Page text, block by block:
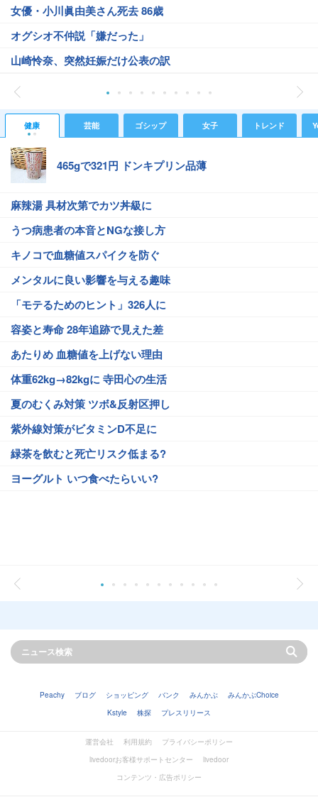
女優・小川眞由美さん死去 86歳
オグシオ不仲説「嫌だった」
山崎怜奈、突然妊娠だけ公表の訳
健康 芸能 ゴシップ 女子 トレンド
465gで321円 ドンキプリン品薄
麻辣湯 具材次第でカツ丼級に
うつ病患者の本音とNGな接し方
キノコで血糖値スパイクを防ぐ
メンタルに良い影響を与える趣味
「モテるためのヒント」326人に
容姿と寿命 28年追跡で見えた差
あたりめ 血糖値を上げない理由
体重62kg→82kgに 寺田心の生活
夏のむくみ対策 ツボ&反射区押し
紫外線対策がビタミンD不足に
緑茶を飲むと死亡リスク低まる?
ヨーグルト いつ食べたらいい?
Peachy ブログ ショッピング バンク みんかぶ
みんかぶChoice
Kstyle
株探 プレスリリース
運営会社 利用規約
プライバシーポリシー
livedoorお客様サポートセンター
livedoor
コンテンツ・広告ポリシー